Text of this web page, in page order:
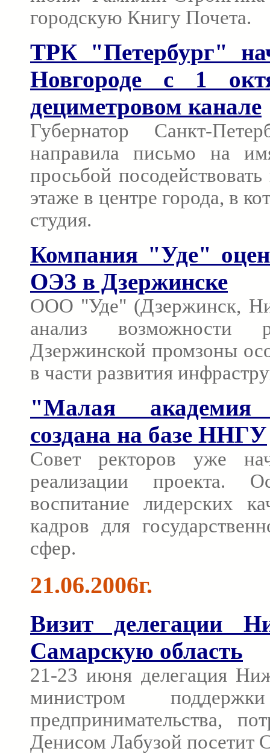
городскую Книгу Почета.
ТРК "Петербург"
Новгороде с 1
дециметровом канале
Губернатор Санкт-
направила письмо на
просьбой
этаже в центре города, в
студия.
Компания "Уде"
ОЭЗ в Дзержинске
ООО "Уде" (Дзержинск,
анализ возможности
Дзержинской промзоны
в части развития
"Малая академия
создана на базе ННГУ
Совет ректоров уже
реализации проекта.
воспитание лидерских
кадров для
сфер.
21.06.2006г.
Визит делегации
Самарскую область
21-23 июня делегация
министром
предпринимательства,
Денисом Лабузой посетит